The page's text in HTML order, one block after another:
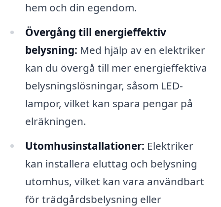
hem och din egendom.
Övergång till energieffektiv
belysning: Med hjälp av en elektriker
kan du övergå till mer energieffektiva
belysningslösningar, såsom LED-
lampor, vilket kan spara pengar på
elräkningen.
Utomhusinstallationer: Elektriker
kan installera eluttag och belysning
utomhus, vilket kan vara användbart
för trädgårdsbelysning eller